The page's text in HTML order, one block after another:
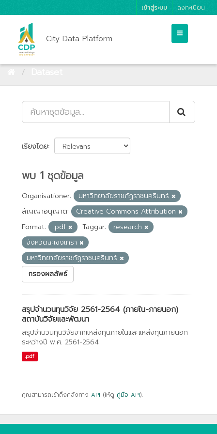
เข้าสู่ระบบ ลงทะเบียน
City Data Platform
เรียงโดย
พบ 1 ชุดข้อมูล
Organisationer:
มหาวิทยาลัยราชภัฏราชนครินทร์
สัญญาอนุญาต:
Creative Commons Attribution
Format:
.pdf Taggar:
research
จังหวัดฉะเชิงเทรา
มหาวิทยาลัยราชภัฏราชนครินทร์
กรองผลลัพธ์
สรุปจำนวนทุนวิจัย 2561-2564 (ภายใน-ภายนอก)
สถาบันวิจัยและพัฒนา
สรุปจำนวนทุนวิจัยจากแหล่งทุนภายในและแหล่งทุนภายนอก
ระหว่างปี พ.ศ. 2561-2564
.pdf
คุณสามารถเข้าถึงคลังทาง API (ให้ดู คู่มือ API).